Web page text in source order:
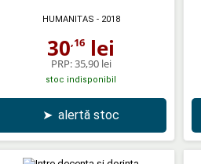
HUMANITAS - 2018
30,16 lei
PRP:35,90 lei
stoc indisponibil
➤ alertă stoc